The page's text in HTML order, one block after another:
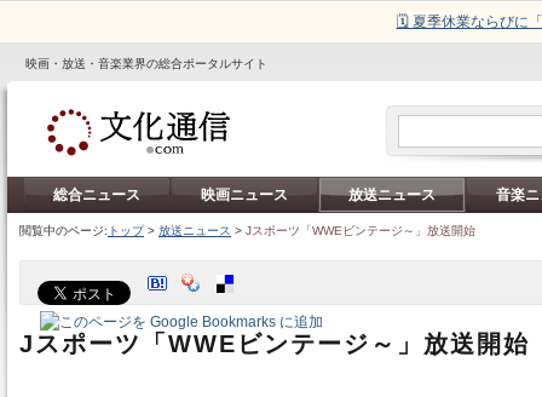
🗓️ 夏季休業ならびに
映画・放送・音楽業界の総合ポータルサイト
総合ニュース 映画ニュース 放送ニュース 音楽
閲覧中のページ: トップ> 放送ニュース > Jスポーツ「WWEビンテージ～」放送開始
Jスポーツ「WWEビンテージ～」放送開始